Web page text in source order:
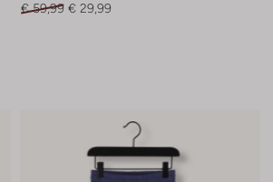
€ 59,99 € 29,99